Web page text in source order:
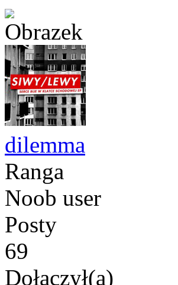
dilemma
Ranga
Noob user
Posty
69
Dołączył(a)